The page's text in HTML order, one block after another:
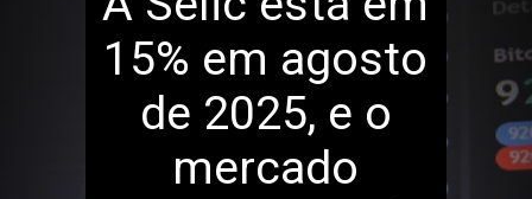
15% em agosto
de 2025, e o
mercado